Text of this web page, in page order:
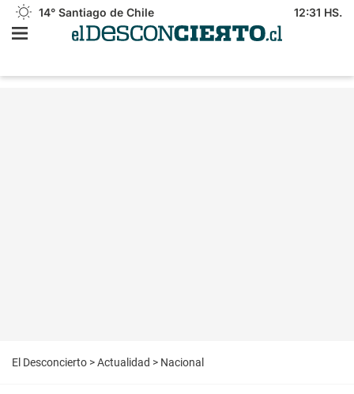
14° Santiago de Chile 12:31 HS.
El Desconcierto >Actualidad > Nacional